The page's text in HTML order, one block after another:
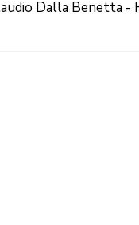
Dalla Benetta -